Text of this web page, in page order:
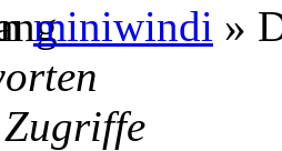
miniwindi »
Zugriffe